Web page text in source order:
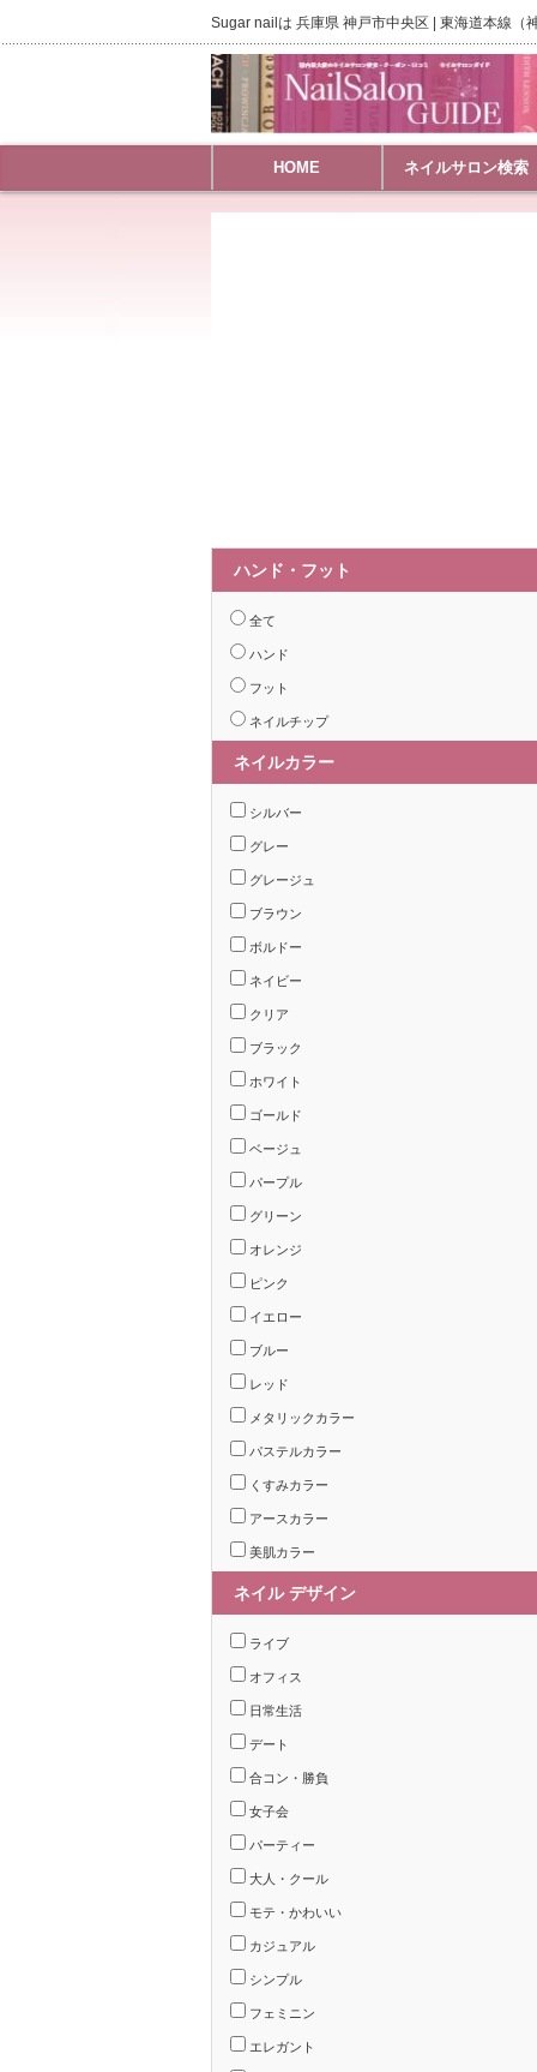
Sugar nailは 兵庫県 神戸市中央区 | 東海道本線（
HOME ネイルサロン検索
ハンド・フット
全て
ハンド
フット
ネイルチップ
ネイルカラー
シルバー
グレー
グレージュ
ブラウン
ボルドー
ネイビー
クリア
ブラック
ホワイト
ゴールド
ベージュ
パープル
グリーン
オレンジ
ピンク
イエロー
ブルー
レッド
メタリックカラー
パステルカラー
くすみカラー
アースカラー
美肌カラー
ネイル デザイン
ライブ
オフィス
日常生活
デート
合コン・勝負
女子会
パーティー
大人・クール
モテ・かわいい
カジュアル
シンプル
フェミニン
エレガント